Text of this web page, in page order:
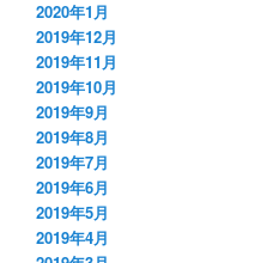
2020年1月
2019年12月
2019年11月
2019年10月
2019年9月
2019年8月
2019年7月
2019年6月
2019年5月
2019年4月